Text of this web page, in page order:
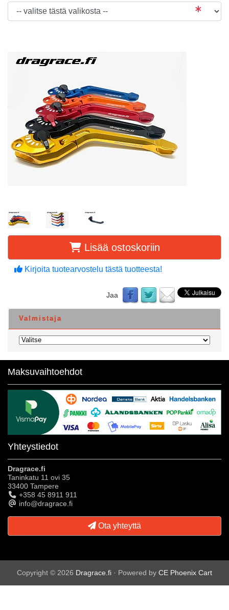
Lisää ostoskoriin
Kirjoita tuotearvostelu tästä tuotteesta!
Jaa
Valmistaja
Maksuvaihtoehdot
Yhteystiedot
Dragrace.fi
Taninkatu 11 ovi 35
33400 Tampere
+358 45 8911 911
info@dragrace.fi
Ota yhteyttä
Copyright © 2026 Dragrace.fi · Powered by CE Phoenix Cart